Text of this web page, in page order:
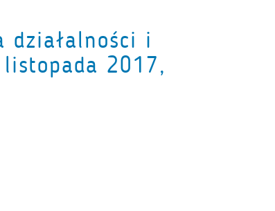
działalności i
2017,